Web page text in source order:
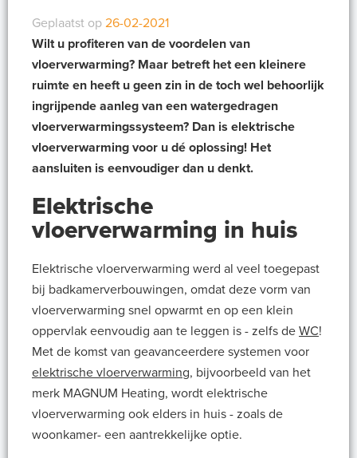
Geplaatst op 26-02-2021
Wilt u profiteren van de voordelen van
vloerverwarming? Maar betreft het een kleinere
ruimte en heeft u geen zin in de toch wel behoorlijk
ingrijpende aanleg van een watergedragen
vloerverwarmingssysteem? Dan is elektrische
vloerverwarming voor u dé oplossing! Het
aansluiten is eenvoudiger dan u denkt.
Elektrische
vloerverwarming in huis
Elektrische vloerverwarming werd al veel toegepast
bij badkamerverbouwingen, omdat deze vorm van
vloerverwarming snel opwarmt en op een klein
oppervlak eenvoudig aan te leggen is - zelfs de WC!
Met de komst van geavanceerdere systemen voor
elektrische vloerverwarming, bijvoorbeeld van het
merk MAGNUM Heating, wordt elektrische
vloerverwarming ook elders in huis - zoals de
woonkamer- een aantrekkelijke optie.